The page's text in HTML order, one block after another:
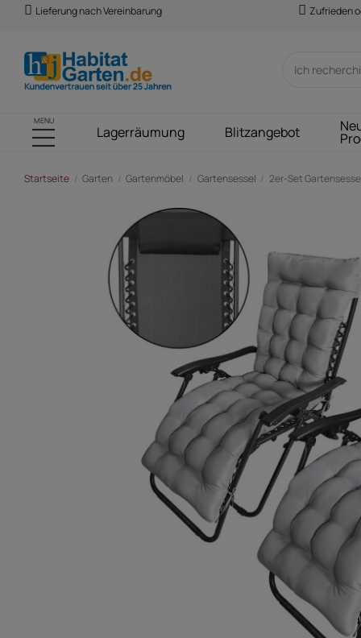
Lieferung nach Vereinbarung Zufrieden
MENU
Lagerräumung Blitzangebot
Startseite Garten Gartenmöbel Gartensessel 2er-Set